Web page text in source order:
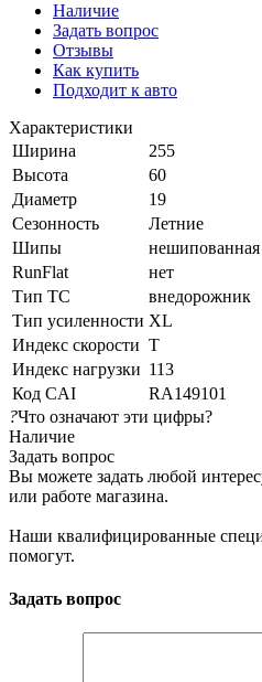
Наличие
Задать вопрос
Отзывы
Как купить
Подходит к авто
Характеристики
Ширина
255
Высота
60
Диаметр
19
Сезонность
Летние
Шипы
нешипованная
RunFlat
нет
Тип ТС
внедорожник
Тип усиленности XL
Индекс скорости T
Индекс нагрузки 113
Код CAI
RA149101
?Что означают эти цифры?
Наличие
Задать вопрос
Вы можете задать любой
или работе магазина.
Наши квалифицированные
помогут.
Задать вопрос